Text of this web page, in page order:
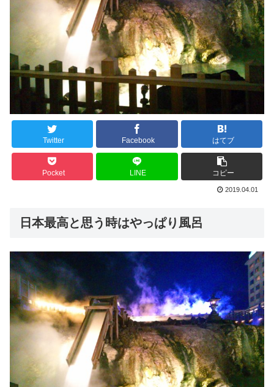
Twitter Facebook はてブ
Pocket LINE コピー
2019.04.01
日本最高と思う時はやっぱり風呂